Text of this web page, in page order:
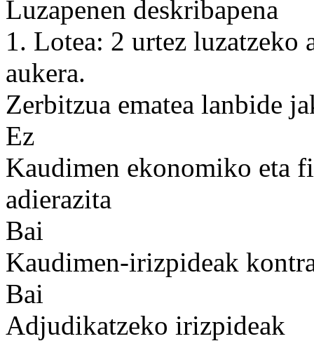
Luzapenen deskribapena
1. Lotea: 2 urtez luzatzeko
aukera.
Zerbitzua ematea lanbide
Ez
Kaudimen ekonomiko eta
adierazita
Bai
Kaudimen-irizpideak
Bai
Adjudikatzeko irizpideak